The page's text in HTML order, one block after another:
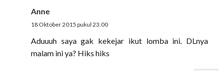
Anne
18 Oktober 2015 pukul 23.00
Aduuuh saya gak kekejar ikut lomba ini. DLnya
malam ini ya? Hiks hiks